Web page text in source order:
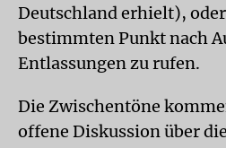
Deutschland erhielt),
bestimmten Punkt nach
Entlassungen zu rufen.
Die Zwischentöne
offene Diskussion über